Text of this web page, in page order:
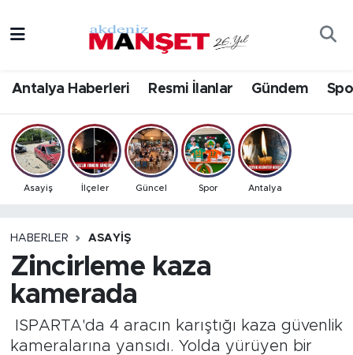
Antalya Haberleri Resmi İlanlar Gündem
Asayiş İlçeler Güncel Spor Antalya
HABERLER ASAYIŞ
Zincirleme kaza
kamerada
ISPARTA'da 4 aracın karıştığı kaza güvenlik
kameralarına yansıdı. Yolda yürüyen bir
Bilim & Teknoloji
Eğitim
Ekonomi
Gündem
İlçeler
Kültür- Sanat
Antalya Hava Durumu
Antalya Namaz Vakitleri
Antalya Trafik Yoğunluk Haritası
Tüm Manşetler
Son Dakika Haberleri
Haber Arşivi